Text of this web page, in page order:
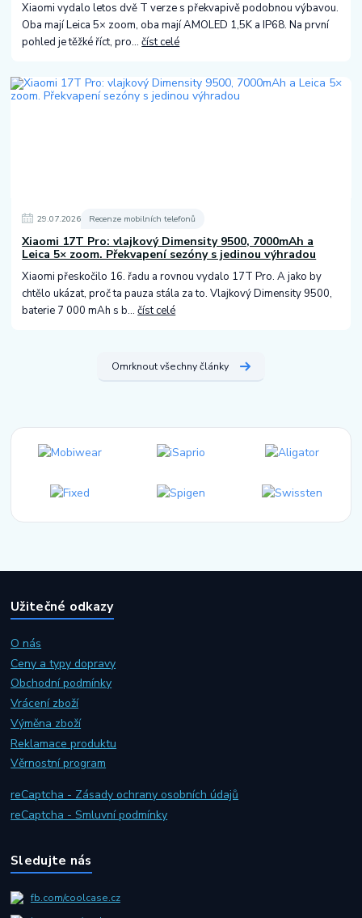
Xiaomi vydalo letos dvě T verze s překvapivě podobnou výbavou.
Oba mají Leica 5× zoom, oba mají AMOLED 1,5K a IP68. Na první
pohled je těžké říct, pro...číst celé
29.07.2026 Recenze mobilních telefonů
Xiaomi 17T Pro: vlajkový Dimensity 9500, 7000mAh a
Leica 5× zoom. Překvapení sezóny s jedinou výhradou
Xiaomi přeskočilo 16. řadu a rovnou vydalo 17T Pro. A jako by
chtělo ukázat, proč ta pauza stála za to. Vlajkový Dimensity 9500,
baterie 7 000 mAh s b...číst celé
Omrknout všechny články
Užitečné odkazy
O nás
Ceny a typy dopravy
Obchodní podmínky
Vrácení zboží
Výměna zboží
Reklamace produktu
Věrnostní program
reCaptcha - Zásady ochrany osobních údajů
reCaptcha - Smluvní podmínky
Sledujte nás
fb.com/coolcase.cz